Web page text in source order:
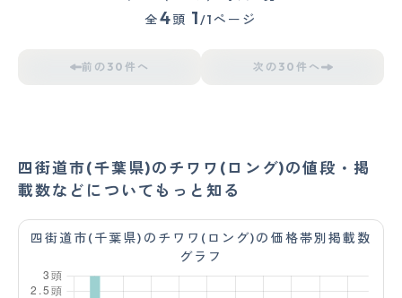
全4頭 1/1ページ
前の30件へ 次の30件へ
四街道市(千葉県)のチワワ(ロング)の値段・掲
載数などについてもっと知る
四街道市(千葉県)のチワワ(ロング)の価格帯別掲載数
グラフ